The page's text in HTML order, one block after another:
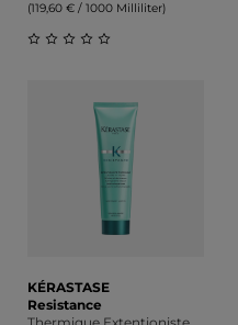
(119,60 € / 1000 Milliliter)
KÉRASTASE
Resistance